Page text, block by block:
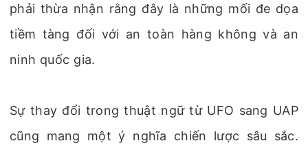
phải thừa nhận rằng đây là những mối đe dọa
tiềm tàng đối với an toàn hàng không và an
ninh quốc gia.
Sự thay đổi trong thuật ngữ từ UFO sang UAP
cũng mang một ý nghĩa chiến lược sâu sắc.